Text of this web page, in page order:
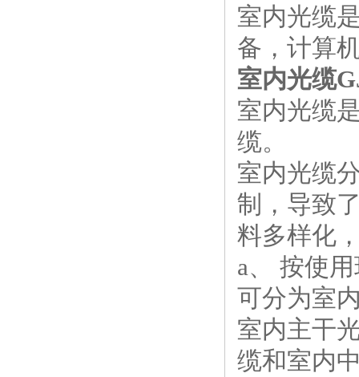
室内光缆
备，计算
室内光缆
室内光缆
缆。
室内光缆
制，导致
料多样化
a、 按使
可分为室
室内主干
缆和室内